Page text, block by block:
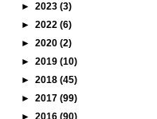
► 2023 (3)
► 2022 (6)
► 2020 (2)
► 2019 (10)
► 2018 (45)
► 2017 (99)
► 2016 (90)